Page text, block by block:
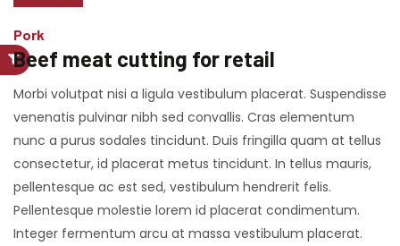
Pork
Beef meat cutting for retail
Morbi volutpat nisi a ligula vestibulum placerat. Suspendisse
venenatis pulvinar nibh sed convallis. Cras elementum
nunc a purus sodales tincidunt. Duis fringilla quam at tellus
consectetur, id placerat metus tincidunt. In tellus mauris,
pellentesque ac est sed, vestibulum hendrerit felis.
Pellentesque molestie lorem id placerat condimentum.
Integer fermentum arcu at massa vestibulum placerat.